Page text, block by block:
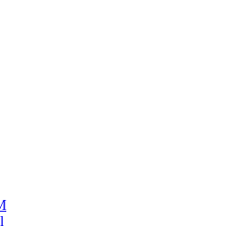
| Memimpin